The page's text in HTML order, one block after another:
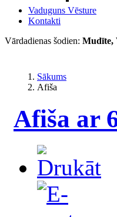
Vaduguns Vēsture
Kontakti
Vārdadienas šodien: Mudīte,
Sākums
Afiša
Afiša ar